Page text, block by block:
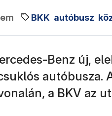
BKK autóbusz
Benz új,
autóbusza.
a BKV az